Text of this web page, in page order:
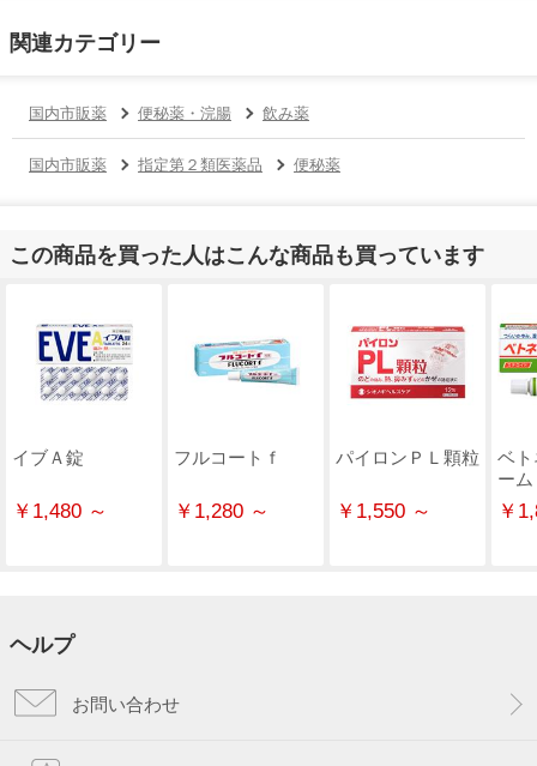
関連カテゴリー
国内市販薬 便秘薬・浣腸 飲み薬
国内市販薬 指定第２類医薬品 便秘薬
この商品を買った人はこんな商品も買っています
イブＡ錠
￥1,480 ～
フルコートｆ
￥1,280 ～
パイロンＰＬ顆粒
￥1,550 ～
ベ
ー
￥
ヘルプ
お問い合わせ